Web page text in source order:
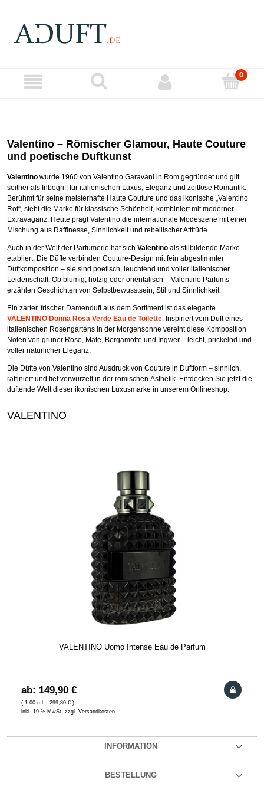
Valentino – Römischer Glamour, Haute Couture
und poetische Duftkunst
Valentino wurde 1960 von Valentino Garavani in Rom gegründet und gilt
seither als Inbegriff für italienischen Luxus, Eleganz und zeitlose Romantik.
Berühmt für seine meisterhafte Haute Couture und das ikonische „Valentino
Rot“, steht die Marke für klassische Schönheit, kombiniert mit moderner
Extravaganz. Heute prägt Valentino die internationale Modeszene mit einer
Mischung aus Raffinesse, Sinnlichkeit und rebellischer Attitüde.
Auch in der Welt der Parfümerie hat sich Valentino als stilbildende Marke
etabliert. Die Düfte verbinden Couture-Design mit fein abgestimmter
Duftkomposition – sie sind poetisch, leuchtend und voller italienischer
Leidenschaft. Ob blumig, holzig oder orientalisch – Valentino Parfums
erzählen Geschichten von Selbstbewusstsein, Stil und Sinnlichkeit.
Ein zarter, frischer Damenduft aus dem Sortiment ist das elegante
VALENTINO Donna Rosa Verde Eau de Toilette. Inspiriert vom Duft eines
italienischen Rosengartens in der Morgensonne vereint diese Komposition
Noten von grüner Rose, Mate, Bergamotte und Ingwer – leicht, prickelnd und
voller natürlicher Eleganz.
Die Düfte von Valentino sind Ausdruck von Couture in Duftform – sinnlich,
raffiniert und tief verwurzelt in der römischen Ästhetik. Entdecken Sie jetzt die
duftende Welt dieser ikonischen Luxusmarke in unserem Onlineshop.
VALENTINO
VALENTINO Uomo Intense Eau de Parfum
ab: 149,90 €
( 1 00 ml = 299,80 € )
inkl. 19 % MwSt. zzgl. Versandkosten
INFORMATION
BESTELLUNG